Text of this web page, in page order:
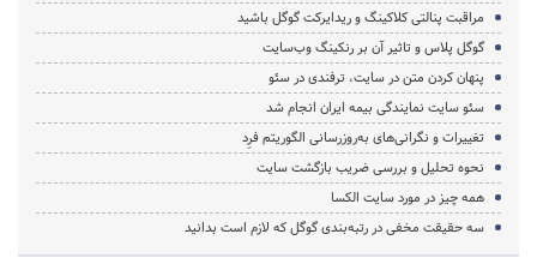
مراقبت پنالتی کلاکینگ و ریدایرکت گوگل باشید
گوگل پلاس و تاثیر آن بر رنکینگ وب‌سایت
پنهان کردن متن در سایت، ترفندی در سئو
سئو سایت نمایندگی بیمه ایران انجام شد
تغییرات و نگرانی‌های به‌روزرسانی الگوریتم فرِد
نحوه تحلیل و بررسی ضریب بازگشت سایت
همه چیز در مورد سایت الکسا
سه حقیقت مخفی در رتبه‌بندی گوگل که لازم است بدانید